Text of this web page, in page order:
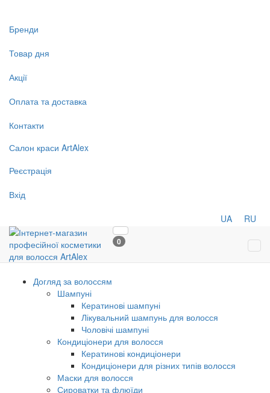
Бренди
Товар дня
Акції
Оплата та доставка
Контакти
Салон краси ArtAlex
Реєстрація
Вхід
UA RU
0
Догляд за волоссям
Шампуні
Кератинові шампуні
Лікувальний шампунь для волосся
Чоловічі шампуні
Кондиціонери для волосся
Кератинові кондиціонери
Кондиціонери для різних типів волосся
Маски для волосся
Сироватки та флюїди